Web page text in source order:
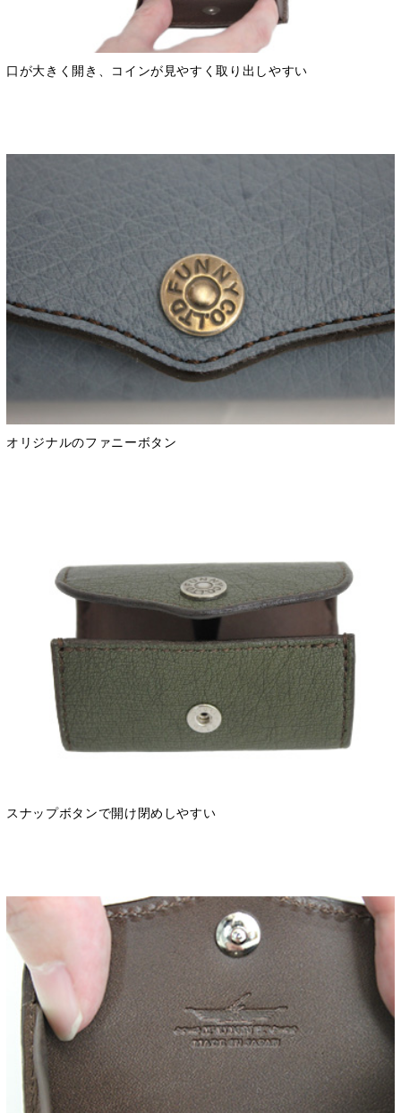
口が大きく開き、コインが見やすく取り出しやすい
オリジナルのファニーボタン
スナップボタンで開け閉めしやすい